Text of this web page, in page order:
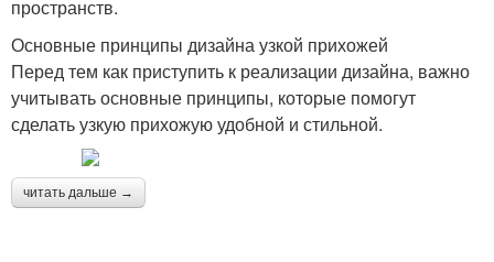
пространств.
Основные принципы дизайна узкой прихожей
Перед тем как приступить к реализации дизайна, важно
учитывать основные принципы, которые помогут
сделать узкую прихожую удобной и стильной.
читать дальше →